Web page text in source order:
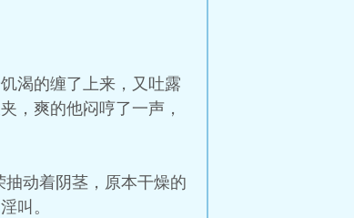
渴的缠了上来，又吐露
，爽的他闷哼了一声，
动着阴茎，原本干燥的
叫。